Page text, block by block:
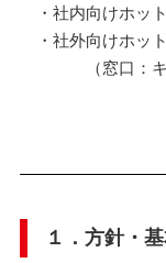
・社内向けホット
・社外向けホッ
（窓口：キャ
１．方針・